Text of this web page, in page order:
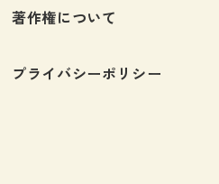
著作権について
プライバシーポリシー